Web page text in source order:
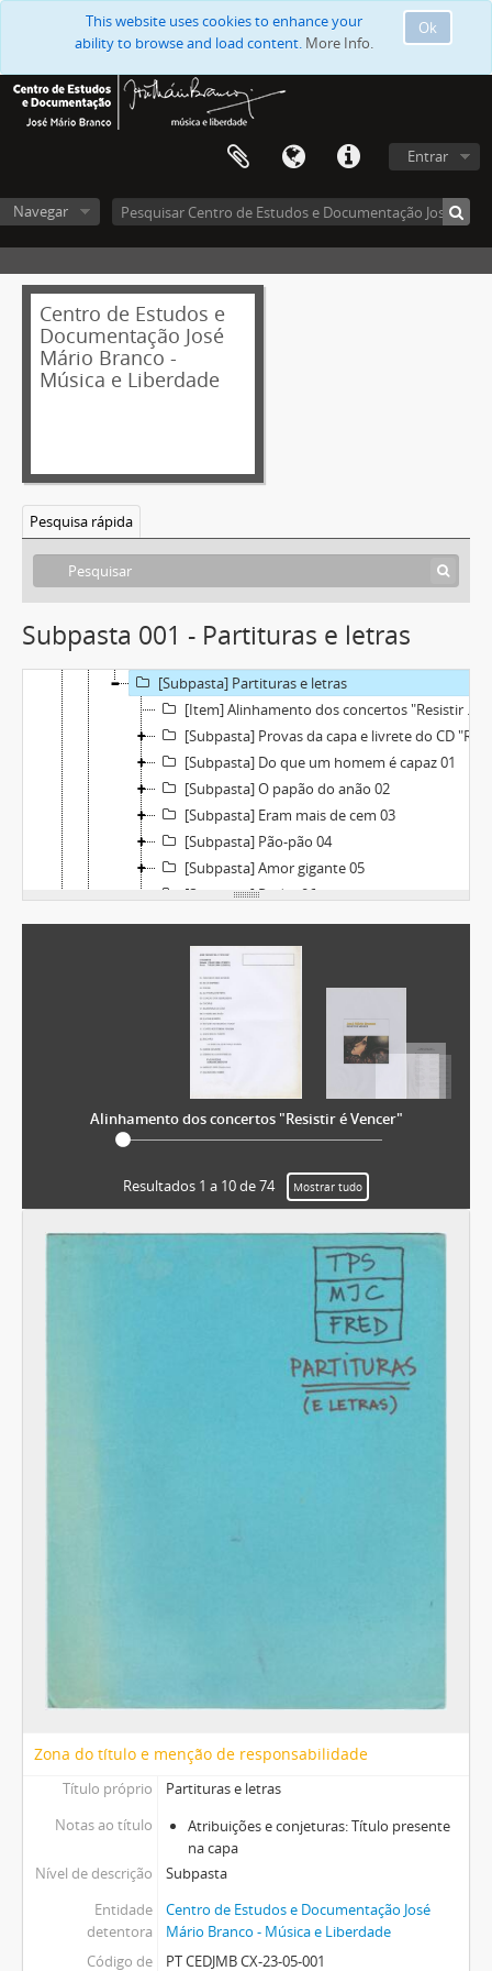
Ok
This website uses cookies to enhance your
ability to browse and load content. More Info.
Entrar
Navegar
Centro de Estudos e
Documentação José
Mário Branco -
Música e Liberdade
Pesquisa rápida
Subpasta 001 - Partituras e letras
[Secção] Documentação em caixas de José Mário Branco
[Caixa] Caixa 05
[Caixa] Caixa 06
[Caixa] Caixa 07
[Caixa] Caixa 08
[Caixa] Caixa 13
[Caixa] Caixa 20
[Caixa] Caixa 23
[Pasta] Documentação para actuações ao vivo
[Pasta] Fim de Noite (1987)
[Pasta] Resistir é Vencer (2004) (Pasta 2/2)
[Subpasta] Partituras e letras
[Item] Alinhamento dos concertos "Resistir é Vencer"
[Subpasta] Provas da capa e livrete do CD "Resistir é Vencer"
[Subpasta] Do que um homem é capaz 01
[Subpasta] O papão do anão 02
[Subpasta] Eram mais de cem 03
[Subpasta] Pão-pão 04
[Subpasta] Amor gigante 05
[Subpasta] Poder 06
[Subpasta] Fado em dó maior
[Pasta] Resistir é Vencer (espectáculo) 2004
[Pasta] Canto Nono 2005
[Pasta] Canto Nono 1998
[Pasta] Ao vivo em 1997
[Caixa] Caixa 24
[Caixa] Caixa 26
[Caixa] Caixa 27
[Caixa] Caixa 28
[Caixa] Caixa 30
[Caixa] Caixa 31
[Caixa] Caixa 32
Alinhamento dos concertos "Resistir é Vencer"
Resultados 1 a 10 de 74 Mostrar tudo
Zona do título e menção de responsabilidade
Título próprio
Partituras e letras
Notas ao título
Atribuições e conjeturas: Título presente
na capa
Nível de descrição
Subpasta
Entidade
detentora
Centro de Estudos e Documentação José
Mário Branco - Música e Liberdade
Código de
PT CEDJMB CX-23-05-001